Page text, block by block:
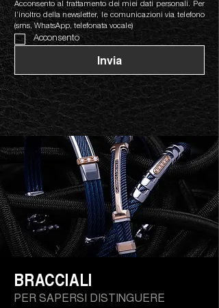
Acconsento al trattamento dei miei dati personali. Per
l’inoltro della newsletter, le comunicazioni via telefono
(sms, WhatsApp, telefonata vocale)
Acconsento
Invia
BRACCIALI
PER SAPERSI DISTINGUERE